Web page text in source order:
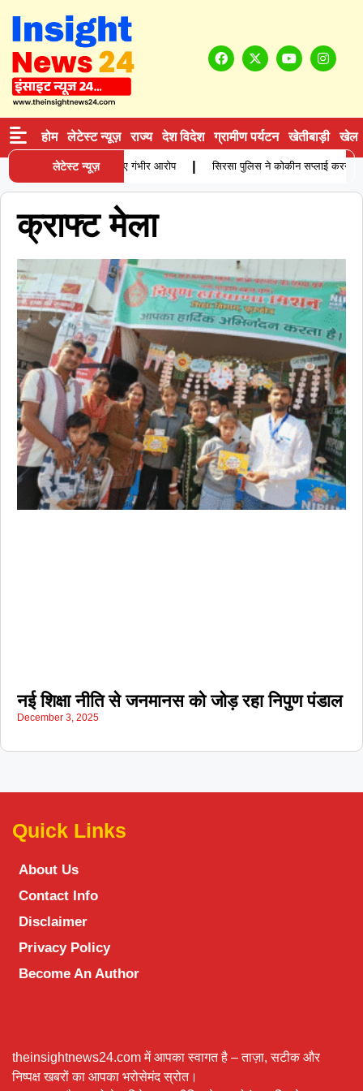
होम लेटेस्ट न्यूज़ राज्य देश विदेश ग्रामीण पर्यटन खेतीबाड़ी खेल
लेटेस्ट न्यूज़
की मौत, परिजनों ने लगाए गंभीर आरोप सिरसा पुलिस ने कोकीन सप्लाई करने
क्राफ्ट मेला
नई शिक्षा नीति से जनमानस को जोड़ रहा निपुण पंडाल
December 3, 2025
Quick Links
About Us
Contact Info
Disclaimer
Privacy Policy
Become An Author
theinsightnews24.com में आपका स्वागत है – ताज़ा, सटीक और
निष्पक्ष खबरों का आपका भरोसेमंद स्रोत।